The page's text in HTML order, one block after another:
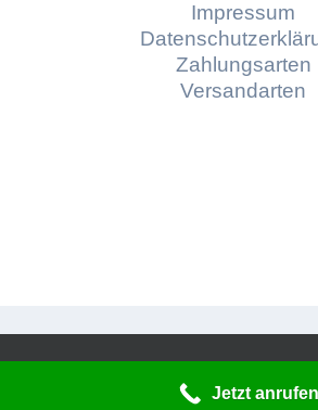
Impressum
Zahlungsarten
Versandarten
2026 | Konzept
Jetzt anrufen